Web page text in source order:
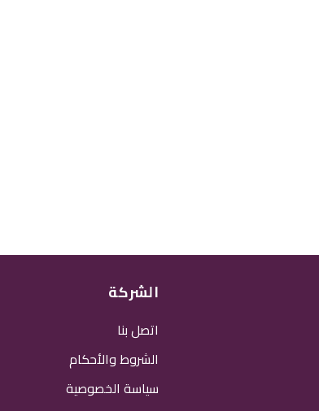
الشركة
اتصل بنا
الشروط والأحكام
سياسة الخصوصية